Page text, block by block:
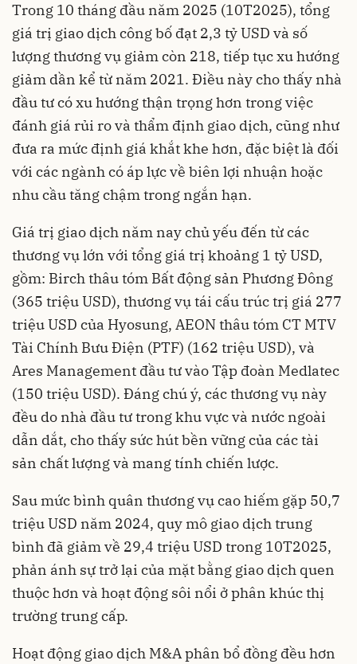
Trong 10 tháng đầu năm 2025 (10T2025), tổng
giá trị giao dịch công bố đạt 2,3 tỷ USD và số
lượng thương vụ giảm còn 218, tiếp tục xu hướng
giảm dần kể từ năm 2021. Điều này cho thấy nhà
đầu tư có xu hướng thận trọng hơn trong việc
đánh giá rủi ro và thẩm định giao dịch, cũng như
đưa ra mức định giá khắt khe hơn, đặc biệt là đối
với các ngành có áp lực về biên lợi nhuận hoặc
nhu cầu tăng chậm trong ngắn hạn.
Giá trị giao dịch năm nay chủ yếu đến từ các
thương vụ lớn với tổng giá trị khoảng 1 tỷ USD,
gồm: Birch thâu tóm Bất động sản Phương Đông
(365 triệu USD), thương vụ tái cấu trúc trị giá 277
triệu USD của Hyosung, AEON thâu tóm CT MTV
Tài Chính Bưu Điện (PTF) (162 triệu USD), và
Ares Management đầu tư vào Tập đoàn Medlatec
(150 triệu USD). Đáng chú ý, các thương vụ này
đều do nhà đầu tư trong khu vực và nước ngoài
dẫn dắt, cho thấy sức hút bền vững của các tài
sản chất lượng và mang tính chiến lược.
Sau mức bình quân thương vụ cao hiếm gặp 50,7
triệu USD năm 2024, quy mô giao dịch trung
bình đã giảm về 29,4 triệu USD trong 10T2025,
phản ánh sự trở lại của mặt bằng giao dịch quen
thuộc hơn và hoạt động sôi nổi ở phân khúc thị
trường trung cấp.
Hoạt động giao dịch M&A phân bổ đồng đều hơn